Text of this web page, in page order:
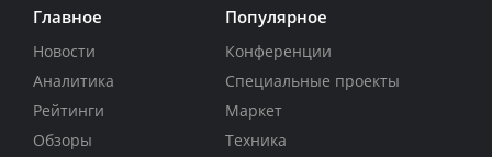
Главное
Новости
Аналитика
Рейтинги
Обзоры
Популярное
Конференции
Специальные проекты
Маркет
Техника